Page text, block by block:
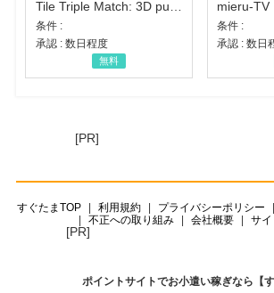
条件 :
承認 : 数日程度
無料
mieru-TV
条件 :
承認 : 数日
[PR]
すぐたまTOP 利用規約 プライバシーポリシー
不正への取り組み
会社概要 サ
[PR]
ポイントサイトでお小遣い稼ぎなら【す